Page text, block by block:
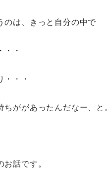
のは、きっと自分の中で
・・
・・・
ががあったんだなー、と。
話です。